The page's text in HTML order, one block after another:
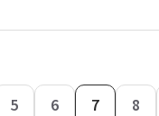
5 6 7 8